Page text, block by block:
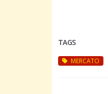
TAGS
MERCATO